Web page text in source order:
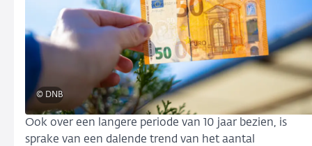
© DNB
Ook over een langere periode van 10 jaar bezien, is
sprake van een dalende trend van het aantal